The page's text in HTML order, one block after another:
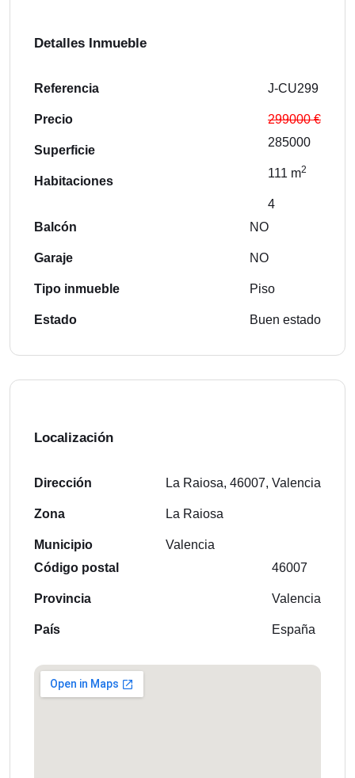
Detalles Inmueble
Referencia
Precio
Superficie
Habitaciones
J-CU299
299000 €
285000
111 m2
4
Balcón
Garaje
Tipo inmueble
Estado
NO
NO
Piso
Buen estado
Localización
Dirección
Zona
Municipio
La Raiosa, 46007, Valencia
La Raiosa
Valencia
Código postal
Provincia
País
46007
Valencia
España